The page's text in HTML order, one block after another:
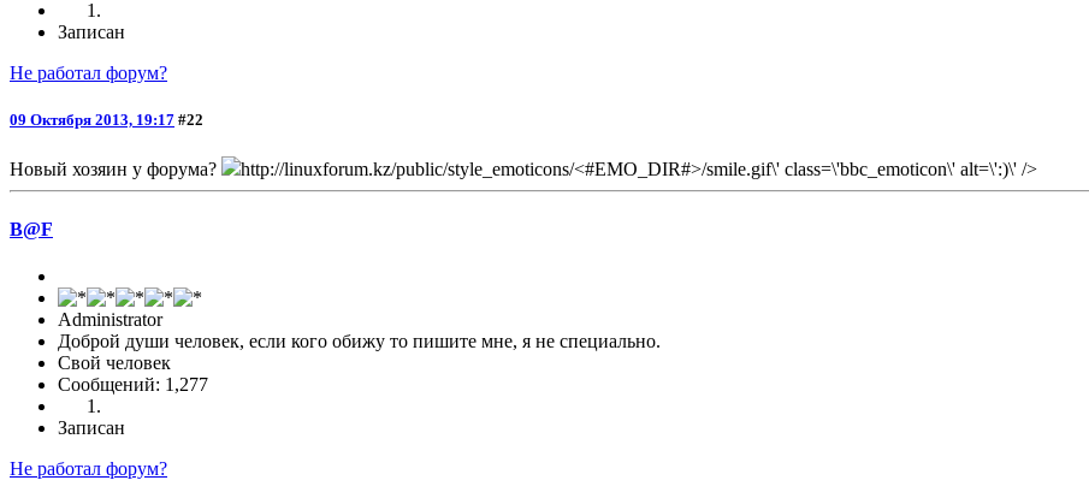
Записан
Не работал форум?
09 Октября 2013, 19:17 #22
Новый хозяин у форума? http://linuxforum.kz/public/style_emoticons/<#EMO_DIR#>/smile.gif\' class=\'bbc_emoticon\' alt=\':)\' />
B@F
Administrator
Доброй души человек, если кого обижу то пишите мне, я не специально.
Свой человек
Сообщений: 1,277
Записан
Не работал форум?